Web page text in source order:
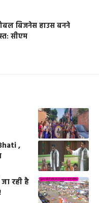
बिजनेस हाउस बनने
सीएम
,
रही है